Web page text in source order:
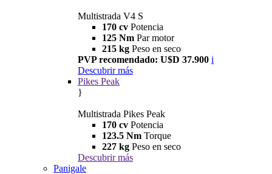
Multistrada V4 S
170 cv Potencia
125 Nm Par motor
215 kg Peso en seco
PVP recomendado: U$D 37.900 i
Descubrir más
Pikes Peak
}
Multistrada Pikes Peak
170 cv Potencia
123.5 Nm Torque
227 kg Peso en seco
Descubrir más
Panigale